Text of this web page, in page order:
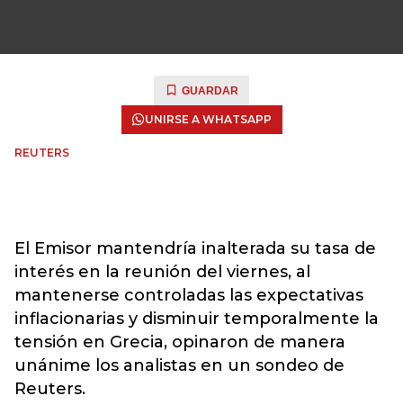
GUARDAR
UNIRSE A WHATSAPP
REUTERS
El Emisor mantendría inalterada su tasa de
interés en la reunión del viernes, al
mantenerse controladas las expectativas
inflacionarias y disminuir temporalmente la
tensión en Grecia, opinaron de manera
unánime los analistas en un sondeo de
Reuters.